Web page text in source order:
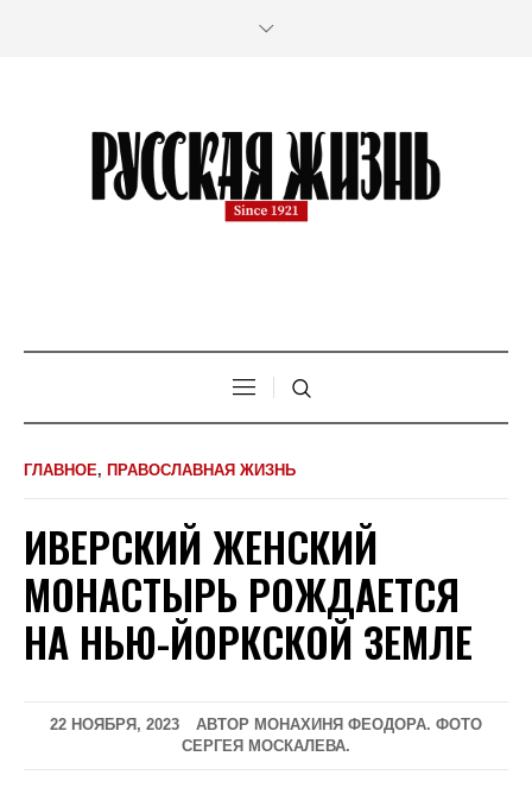
ГЛАВНОЕ, ПРАВОСЛАВНАЯ ЖИЗНЬ
ИВЕРСКИЙ ЖЕНСКИЙ
МОНАСТЫРЬ РОЖДАЕТСЯ
НА НЬЮ-ЙОРКСКОЙ ЗЕМЛЕ
22 НОЯБРЯ, 2023
АВТОР МОНАХИНЯ ФЕОДОРА. ФОТО
СЕРГЕЯ МОСКАЛЕВА.